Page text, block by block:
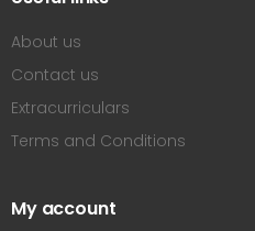
About us
Contact us
Extracurriculars
Terms and Conditions
My account